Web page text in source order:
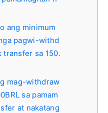
ang minimum
pagwi-withd
transfer sa 150.
mag-withdraw
sa pamam
at nakatang